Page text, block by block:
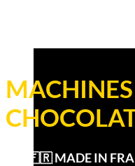
🇫🇷 MADE IN